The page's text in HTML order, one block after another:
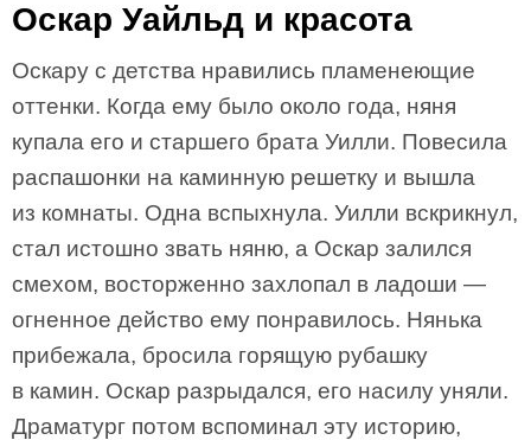
Оскар Уайльд и красота
Оскару с детства нравились пламенеющие
оттенки. Когда ему было около года, няня
купала его и старшего брата Уилли. Повесила
распашонки на каминную решетку и вышла
из комнаты. Одна вспыхнула. Уилли вскрикнул,
стал истошно звать няню, а Оскар залился
смехом, восторженно захлопал в ладоши —
огненное действо ему понравилось. Нянька
прибежала, бросила горящую рубашку
в камин. Оскар разрыдался, его насилу уняли.
Драматург потом вспоминал эту историю,